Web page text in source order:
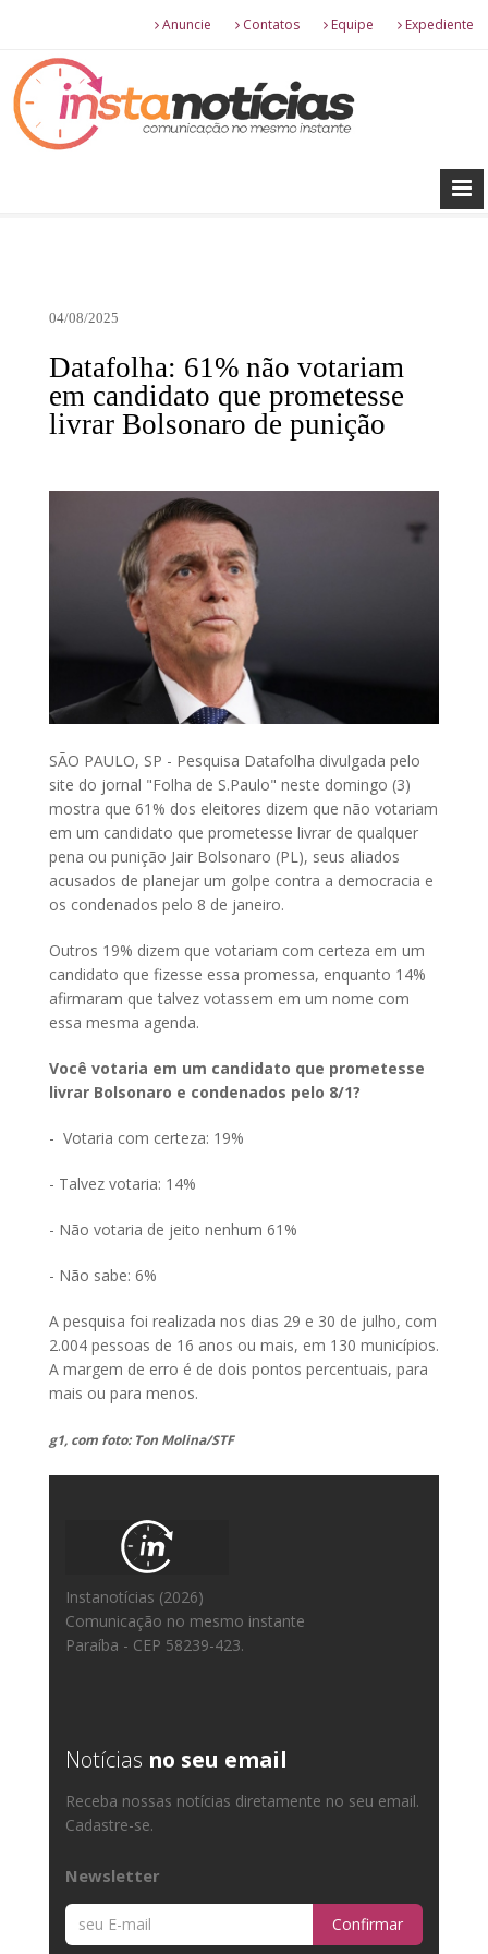
Anuncie Contatos Equipe Expediente
04/08/2025
Datafolha: 61% não votariam
em candidato que prometesse
livrar Bolsonaro de punição
SÃO PAULO, SP - Pesquisa Datafolha divulgada pelo
site do jornal "Folha de S.Paulo" neste domingo (3)
mostra que 61% dos eleitores dizem que não votariam
em um candidato que prometesse livrar de qualquer
pena ou punição Jair Bolsonaro (PL), seus aliados
acusados de planejar um golpe contra a democracia e
os condenados pelo 8 de janeiro.
Outros 19% dizem que votariam com certeza em um
candidato que fizesse essa promessa, enquanto 14%
afirmaram que talvez votassem em um nome com
essa mesma agenda.
Você votaria em um candidato que prometesse
livrar Bolsonaro e condenados pelo 8/1?
- Votaria com certeza: 19%
- Talvez votaria: 14%
- Não votaria de jeito nenhum 61%
- Não sabe: 6%
A pesquisa foi realizada nos dias 29 e 30 de julho, com
2.004 pessoas de 16 anos ou mais, em 130 municípios.
A margem de erro é de dois pontos percentuais, para
mais ou para menos.
g1, com foto: Ton Molina/STF
Instanotícias (2026)
Comunicação no mesmo instante
Paraíba - CEP 58239-423.
Notícias no seu email
Receba nossas notícias diretamente no seu email.
Cadastre-se.
Newsletter
Confirmar